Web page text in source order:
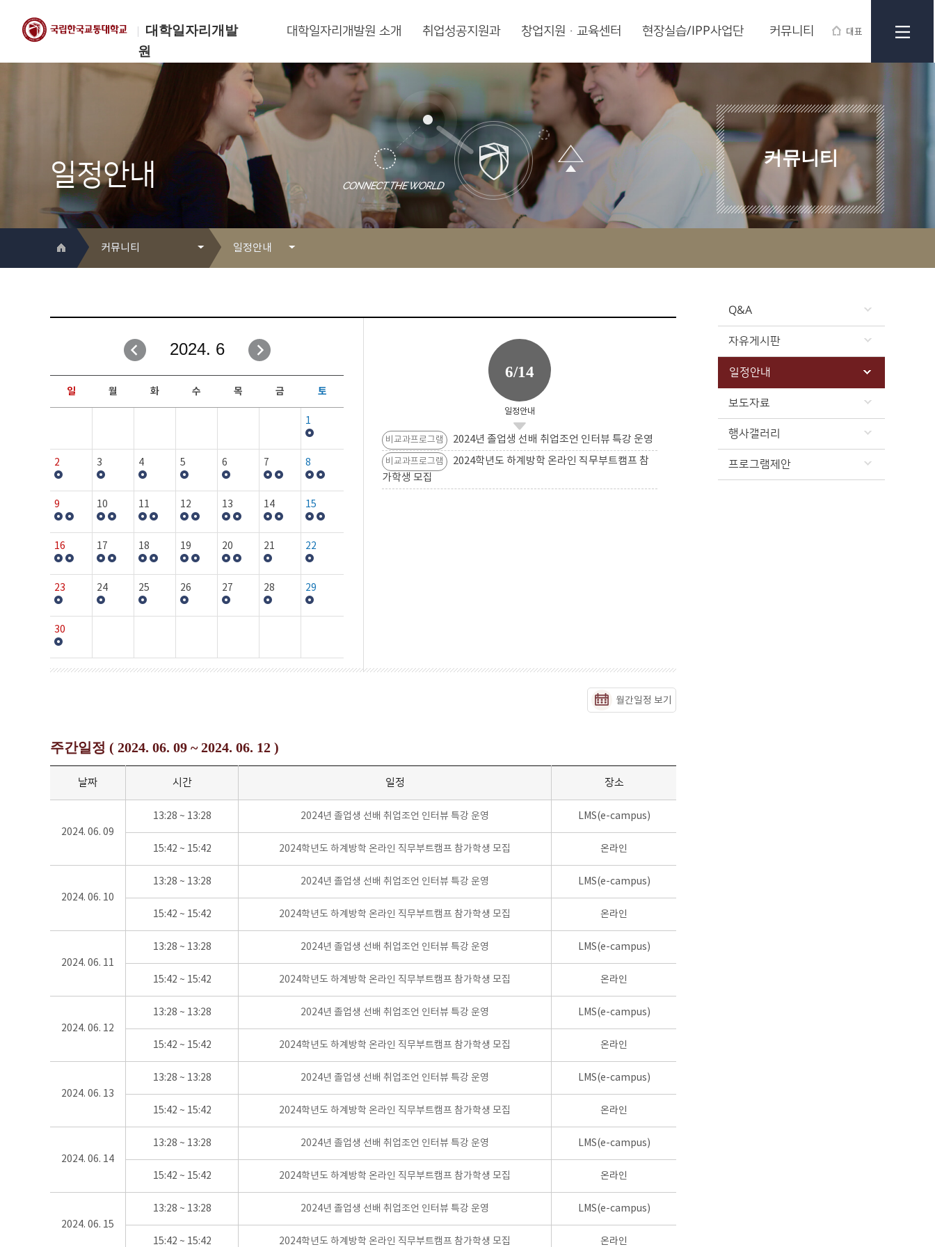
대학일자리개발
원
대표
한국교통대학교
대학일자리개발원
대학일자리개발원 소개 취업성공지원과 창업지원·교육센터 현장실습/IPP사업단 커뮤니티
일정안내
커뮤니티
커뮤니티
취업성공지원과
창업지원·교육센터
현장실습/IPP사업단
커뮤니티
일정안내
자유게시판
일정안내
보도자료
행사갤러리
Q&A
자유게시판
일정안내
보도자료
행사갤러리
프로그램제안
2024. 6
일 월 화 수 목 금 토
1
2 3 4 5 6 7 8
9 10 11 12 13 14 15
16 17 18 19 20 21 22
23 24 25 26 27 28 29
30
6/14
일정안내
비교과프로그램 2024년 졸업생 선배 취업조언 인터뷰 특강 운영
비교과프로그램
2024학년도 하계방학 온라인 직무부트캠프 참
가학생 모집
월간일정 보기
주간일정 ( 2024. 06. 09 ~ 2024. 06. 12 )
날짜 시간 일정 장소
2024. 06. 09
13:28 ~ 13:28 2024년 졸업생 선배 취업조언 인터뷰 특강 운영 LMS(e-campus)
15:42 ~ 15:42 2024학년도 하계방학 온라인 직무부트캠프 참가학생 모집 온라인
2024. 06. 10
13:28 ~ 13:28 2024년 졸업생 선배 취업조언 인터뷰 특강 운영 LMS(e-campus)
15:42 ~ 15:42 2024학년도 하계방학 온라인 직무부트캠프 참가학생 모집 온라인
2024. 06. 11
13:28 ~ 13:28 2024년 졸업생 선배 취업조언 인터뷰 특강 운영 LMS(e-campus)
15:42 ~ 15:42 2024학년도 하계방학 온라인 직무부트캠프 참가학생 모집 온라인
2024. 06. 12
13:28 ~ 13:28 2024년 졸업생 선배 취업조언 인터뷰 특강 운영 LMS(e-campus)
15:42 ~ 15:42 2024학년도 하계방학 온라인 직무부트캠프 참가학생 모집 온라인
2024. 06. 13
13:28 ~ 13:28 2024년 졸업생 선배 취업조언 인터뷰 특강 운영 LMS(e-campus)
15:42 ~ 15:42 2024학년도 하계방학 온라인 직무부트캠프 참가학생 모집 온라인
2024. 06. 14
13:28 ~ 13:28 2024년 졸업생 선배 취업조언 인터뷰 특강 운영 LMS(e-campus)
15:42 ~ 15:42 2024학년도 하계방학 온라인 직무부트캠프 참가학생 모집 온라인
2024. 06. 15
13:28 ~ 13:28 2024년 졸업생 선배 취업조언 인터뷰 특강 운영 LMS(e-campus)
15:42 ~ 15:42 2024학년도 하계방학 온라인 직무부트캠프 참가학생 모집 온라인